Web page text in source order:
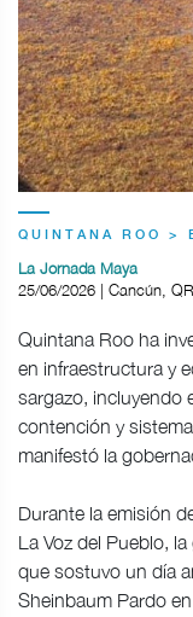
QUINTANA ROO >
La Jornada Maya
25/06/2026 | Cancún,
Quintana Roo ha
en infraestructura y
sargazo, incluyendo
contención y
manifestó la
Durante la emisión
La Voz del Pueblo,
que sostuvo un día
Sheinbaum Pardo